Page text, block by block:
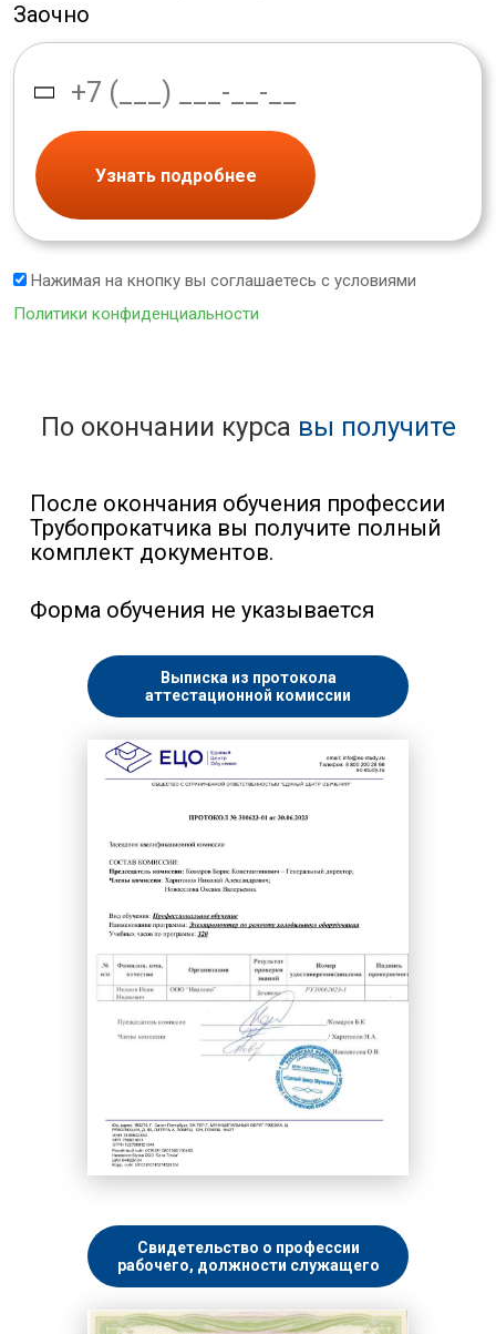
Заочно
Узнать подробнее
Нажимая на кнопку вы соглашаетесь с условиями
Политики конфиденциальности
По окончании курса вы получите
После окончания обучения профессии
Трубопрокатчика вы получите полный
комплект документов.
Форма обучения не указывается
Выписка из протокола
аттестационной комиссии
Свидетельство о профессии
рабочего, должности служащего